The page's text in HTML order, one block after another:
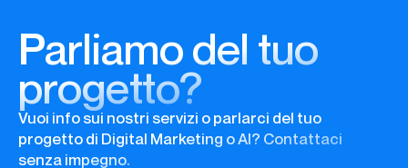
Parliamo del tuo
progetto?
Vuoi info sui nostri servizi o parlarci del tuo
progetto di Digital Marketing o AI? Contattaci
senza impegno.